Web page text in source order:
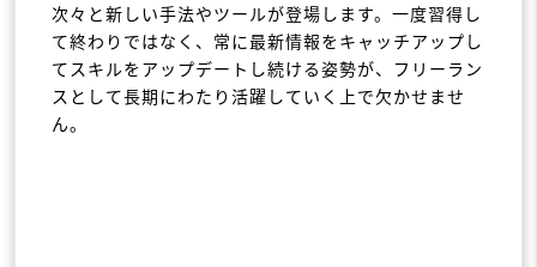
次々と新しい手法やツールが登場します。一度習得し
て終わりではなく、常に最新情報をキャッチアップし
てスキルをアップデートし続ける姿勢が、フリーラン
スとして長期にわたり活躍していく上で欠かせませ
ん。